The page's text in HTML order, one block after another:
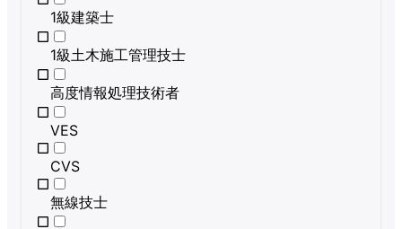
1級建築士
1級土木施工管理技士
高度情報処理技術者
VES
CVS
無線技士